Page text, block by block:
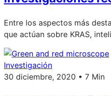
Entre los aspectos más
que actúan sobre KRAS,
Investigación
30 diciembre, 2020 • 7 Min